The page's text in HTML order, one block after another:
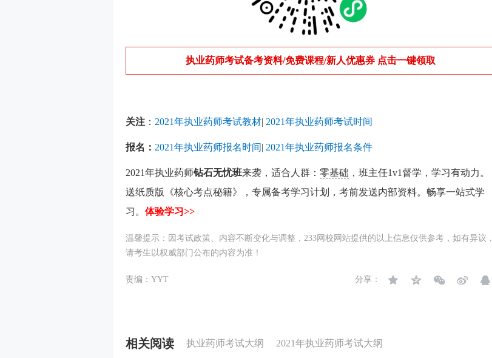
执业药师考试备考资料/免费课程/新人优惠券 点击一键领取
关注 ： 2021年执业药师考试教材| 2021年执业药师考试时间
报名： 2021年执业药师报名时间| 2021年执业药师报名条件
2021年执业药师钻石无忧班来袭，适合人群： 零基础 ，班主任1v1督学，学习有动力。
送纸质版《核心考点秘籍》，专属备考学习计划，考前发送内部资料。畅享一站式学
习。 体验学习>>
温馨提示：因考试政策、内容不断变化与调整，233网校网站提供的以上信息仅供参考，如有异议，
请考生以权威部门公布的内容为准！
责编：YYT 分享：
相关阅读 执业药师考试大纲 2021年执业药师考试大纲